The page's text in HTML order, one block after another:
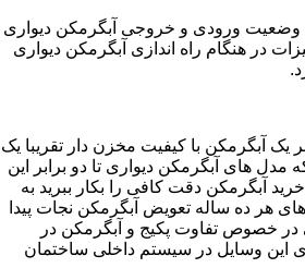
وضعیت ورودی و خروجی آبگرمکن دیواری
در هنگام راه اندازی آبگرمکن دیواری
آبگرمکن با کیفیت مخزن دار تقریبا یک
های آبگرمکن دیواری تا دو برابر این
آبگرمکن دقت کافی را بکار ببرید به
هر ده ساله تعویض آبگرمکن نجات پیدا
در خصوص تفاوت پکیج و آبگرمکن در
این وسایل در سیستم داخلی ساختمان